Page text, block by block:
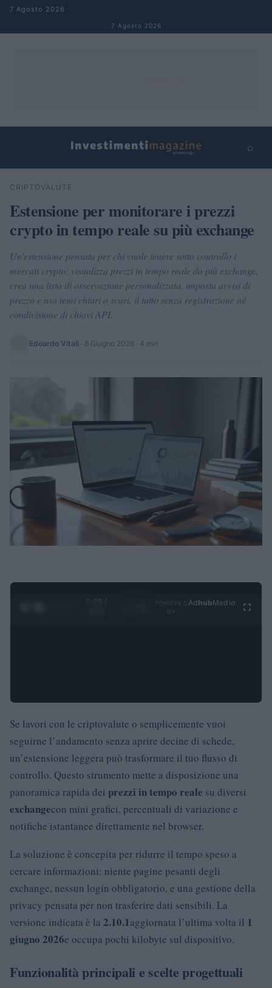
Salta al contenuto
7 Agosto 2026
7 Agosto 2026
⌕
Cerca
CRIPTOVALUTE
Estensione per monitorare i prezzi
crypto in tempo reale su più exchange
Un'estensione pensata per chi vuole tenere sotto controllo i
mercati crypto: visualizza prezzi in tempo reale da più exchange,
crea una lista di osservazione personalizzata, imposta avvisi di
prezzo e usa temi chiari o scuri, il tutto senza registrazione né
condivisione di chiavi API.
Edoardo Vitali · 6 Giugno 2026 · 4 min
0:29 /
Ad hubMedia
Se lavori con le criptovalute o semplicemente vuoi
seguirne l’andamento senza aprire decine di schede,
un’estensione leggera può trasformare il tuo flusso di
controllo. Questo strumento mette a disposizione una
panoramica rapida dei prezzi in tempo reale su diversi
exchangecon mini grafici, percentuali di variazione e
notifiche istantanee direttamente nel browser.
La soluzione è concepita per ridurre il tempo speso a
cercare informazioni: niente pagine pesanti degli
exchange, nessun login obbligatorio, e una gestione della
privacy pensata per non trasferire dati sensibili. La
versione indicata è la 2.10.1aggiornata l’ultima volta il 1
giugno 2026e occupa pochi kilobyte sul dispositivo.
Funzionalità principali e scelte progettuali